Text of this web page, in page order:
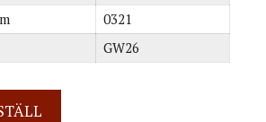
0321
GW26